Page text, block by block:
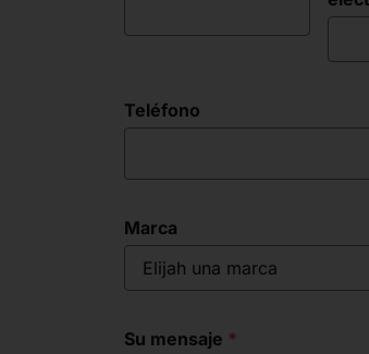
Teléfono
Marca
Elijah una marca
Su mensaje